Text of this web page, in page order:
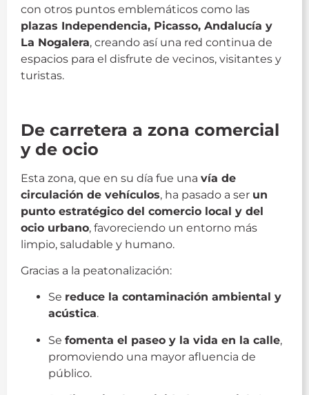
con otros puntos emblemáticos como las
plazas Independencia, Picasso, Andalucía y
La Nogalera, creando así una red continua de
espacios para el disfrute de vecinos, visitantes y
turistas.
De carretera a zona comercial
y de ocio
Esta zona, que en su día fue una vía de
circulación de vehículos, ha pasado a ser un
punto estratégico del comercio local y del
ocio urbano, favoreciendo un entorno más
limpio, saludable y humano.
Gracias a la peatonalización:
Se reduce la contaminación ambiental y
acústica.
Se fomenta el paseo y la vida en la calle,
promoviendo una mayor afluencia de
público.